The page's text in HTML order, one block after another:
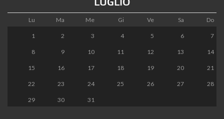
LUGLIO
Lu Ma Me Gi Ve Sa Do
1 2 3 4 5 6 7
8 9 10 11 12 13 14
15 16 17 18 19 20 21
22 23 24 25 26 27 28
29 30 31